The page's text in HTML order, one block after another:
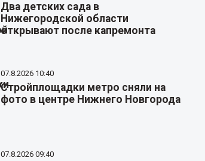
Два детских сада в
Нижегородской области
открывают после капремонта
07.8.2026 10:40
Стройплощадки метро сняли на
фото в центре Нижнего Новгорода
07.8.2026 09:40